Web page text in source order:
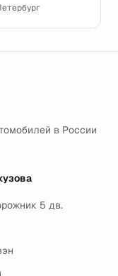
в России
5 дв.